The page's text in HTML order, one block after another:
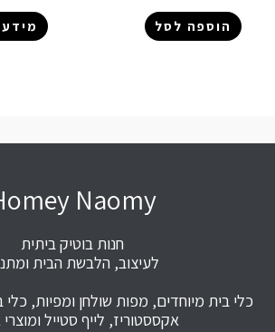
הוספה לסל
Naomy
חנות בוטיק ביתית
לעיצוב, הלבשת הבית
כלי בית מיוחדים, מפות שולחן ומפיות,
אקססטוריז, לייף סטייל ומוצרי